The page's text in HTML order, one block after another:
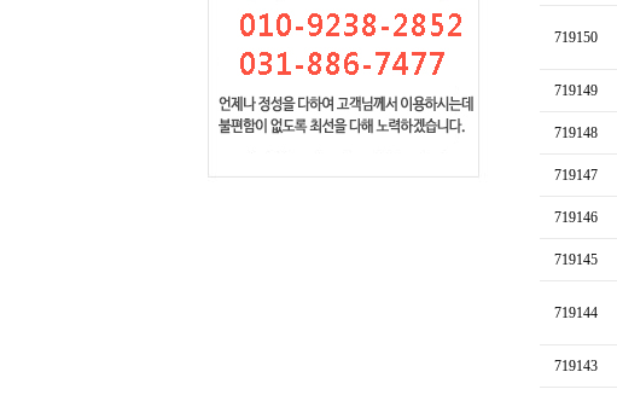
719150
719149
719148
719147
719146
719145
719144
719143